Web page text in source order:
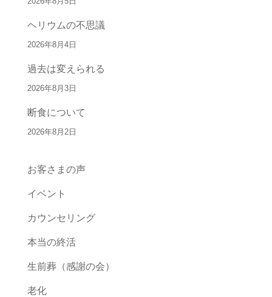
ヘリウムの不思議
2026年8月4日
過去は変えられる
2026年8月3日
断食について
2026年8月2日
お客さまの声
イベント
カウンセリング
本当の終活
生前葬（感謝の会）
老化